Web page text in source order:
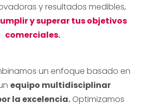
y resultados medibles,
y superar tus objetivos
comerciales.
un enfoque basado en
equipo multidisciplinar
la excelencia.Optimizamos